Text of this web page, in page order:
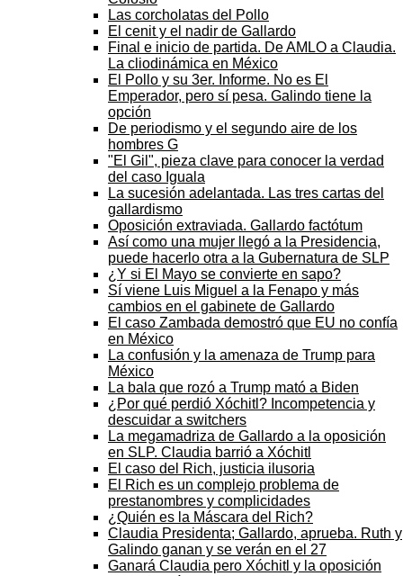
Las corcholatas del Pollo
El cenit y el nadir de Gallardo
Final e inicio de partida. De AMLO a Claudia.
La cliodinámica en México
El Pollo y su 3er. Informe. No es El
Emperador, pero sí pesa. Galindo tiene la
opción
De periodismo y el segundo aire de los
hombres G
"El Gil", pieza clave para conocer la verdad
del caso Iguala
La sucesión adelantada. Las tres cartas del
gallardismo
Oposición extraviada. Gallardo factótum
Así como una mujer llegó a la Presidencia,
puede hacerlo otra a la Gubernatura de SLP
¿Y si El Mayo se convierte en sapo?
Sí viene Luis Miguel a la Fenapo y más
cambios en el gabinete de Gallardo
El caso Zambada demostró que EU no confía
en México
La confusión y la amenaza de Trump para
México
La bala que rozó a Trump mató a Biden
¿Por qué perdió Xóchitl? Incompetencia y
descuidar a switchers
La megamadriza de Gallardo a la oposición
en SLP. Claudia barrió a Xóchitl
El caso del Rich, justicia ilusoria
El Rich es un complejo problema de
prestanombres y complicidades
¿Quién es la Máscara del Rich?
Claudia Presidenta; Gallardo, aprueba. Ruth y
Galindo ganan y se verán en el 27
Ganará Claudia pero Xóchitl y la oposición